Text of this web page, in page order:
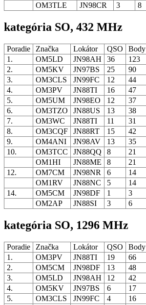
OM3TLE
JN98CR 3 8
kategória SO, 432 MHz
Poradie Značka Lokátor QSO Body
1.
OM5LD JN98AH 36 123
2.
OM5KV JN97BS 25 90
3.
OM3CLS JN99FC 12 44
4.
OM3PV JN88TI 16 47
5.
OM5UM JN98EO 12 37
6.
OM3TZO JN88US 13 38
7.
OM3WC JN88TI 11 31
8.
OM3CQF JN88RT 15 42
9.
OM4ANI JN98AV 13 35
10.
OM3TCC JN88QQ 8 21
OM1HI
JN88ME 8 21
12.
OM7CM JN98NR 6 14
OM1RV
JN88NC 5 14
14.
OM5CM JN98DF 1 3
OM2AP
JN88SI 3 6
kategória SO, 1296 MHz
Poradie Značka Lokátor QSO Body
1.
OM3PV JN88TI 19 66
2.
OM5CM JN98DF 13 48
3.
OM5LD JN98AH 12 42
4.
OM5KV JN97BS 6 17
5.
OM3CLS JN99FC 4 16